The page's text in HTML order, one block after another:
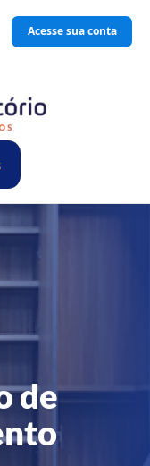
Acesse sua conta
de